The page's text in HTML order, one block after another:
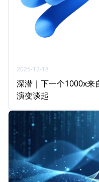
2025-12-18
深潜｜下一个1000x
演变谈起